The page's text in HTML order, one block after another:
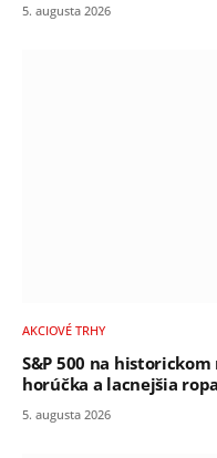
5. augusta 2026
AKCIOVÉ TRHY
S&P 500 na
horúčka a lacnejšia ropa
5. augusta 2026